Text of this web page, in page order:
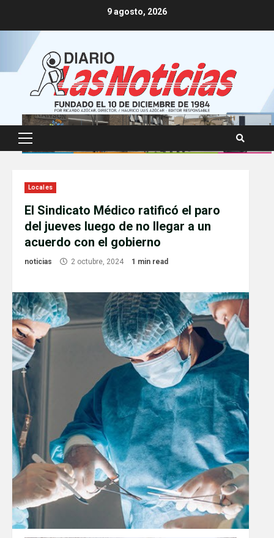
9 agosto, 2026
Primary
Menu
Locales
El Sindicato Médico ratificó el paro
del jueves luego de no llegar a un
acuerdo con el gobierno
noticias 2 octubre, 2024 1 min read